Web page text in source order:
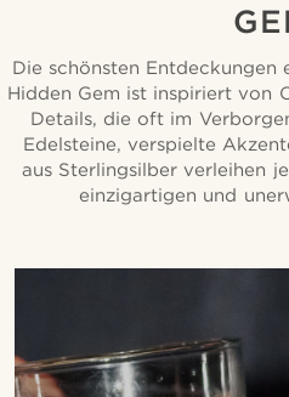
Die schönsten Entdeckungen
Hidden Gem ist inspiriert von
Details, die oft im
Edelsteine, verspielte
aus Sterlingsilber verleihen
einzigartigen und